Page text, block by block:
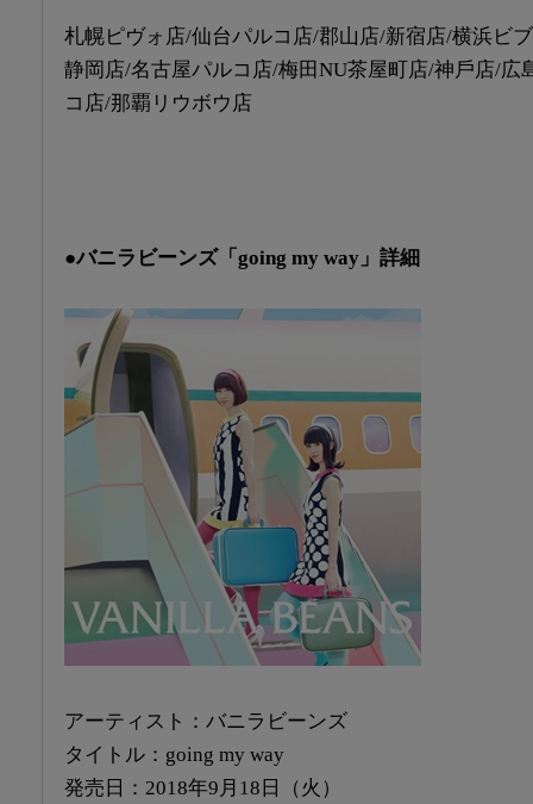
札幌ピヴォ店/仙台パルコ店/郡山店/新宿店/横浜ビ
静岡店/名古屋パルコ店/梅田NU茶屋町店/神戶店/広
コ店/那覇リウボウ店
●バニラビーンズ「going my way」詳細
アーティスト：バニラビーンズ
タイトル： going my way
発売日：2018年9月18日（火）